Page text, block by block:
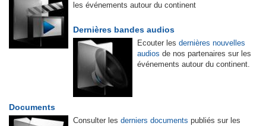
les événements autour du continent
Dernières bandes audios
Ecouter les dernières nouvelles
audios de nos partenaires sur les
événements autour du continent.
Documents
Consulter les derniers documents publiés sur les